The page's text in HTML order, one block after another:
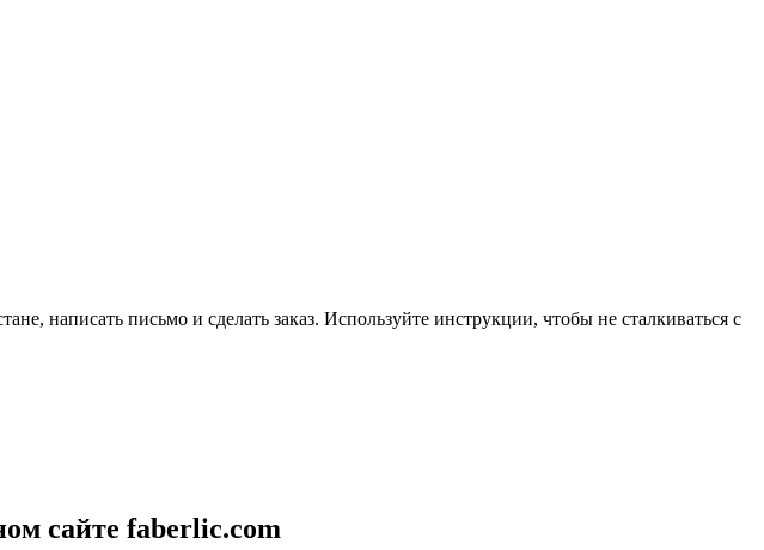
написать письмо и сделать заказ. Используйте инструкции, чтобы не сталкиваться с
сайте faberlic.com